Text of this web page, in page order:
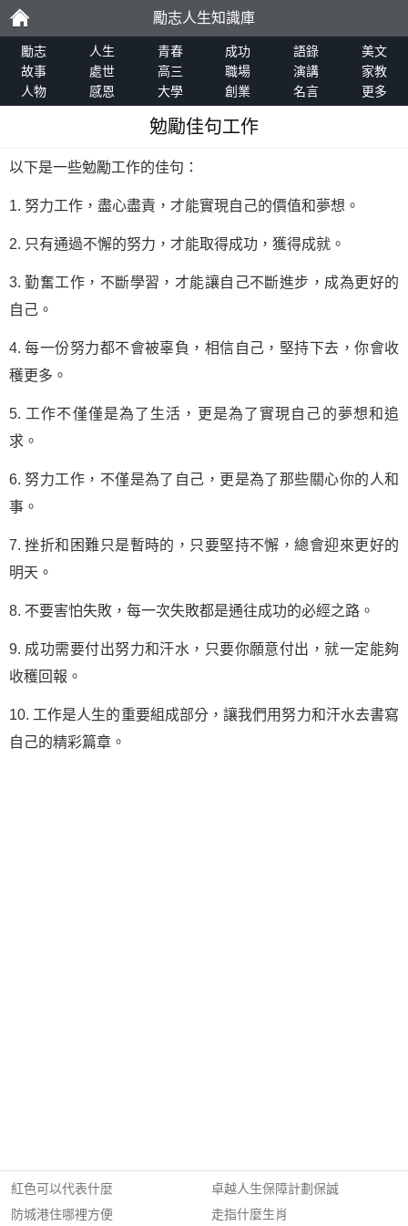
勵
志
勵志人生知識庫
勵志 人生 青春 成功 語錄
美文
故事
處世 高三 職場 演講
家教
人物
感恩 大學 創業 名言 更多
勉勵佳句工作
以下是一些勉勵工作的佳句：
1. 努力工作，盡心盡責，才能實現自己的價值和夢想。
2. 只有通過不懈的努力，才能取得成功，獲得成就。
3. 勤奮工作，不斷學習，才能讓自己不斷進步，成為更好的
自己。
4. 每一份努力都不會被辜負，相信自己，堅持下去，你會收
穫更多。
5. 工作不僅僅是為了生活，更是為了實現自己的夢想和追
求。
6. 努力工作，不僅是為了自己，更是為了那些關心你的人和
事。
7. 挫折和困難只是暫時的，只要堅持不懈，總會迎來更好的
明天。
8. 不要害怕失敗，每一次失敗都是通往成功的必經之路。
9. 成功需要付出努力和汗水，只要你願意付出，就一定能夠
收穫回報。
10. 工作是人生的重要組成部分，讓我們用努力和汗水去書寫
自己的精彩篇章。
紅色可以代表什麼
防城港住哪裡方便
卓越人生保障計劃保誠
走指什麼生肖